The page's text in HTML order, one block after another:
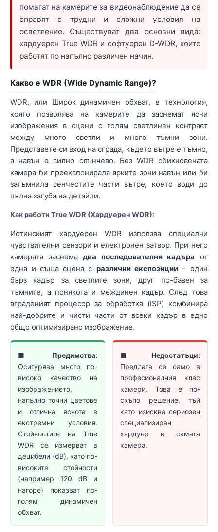
помагат на камерите за видеонаблюдение да се
справят с трудни и сложни условия на
осветление. Съществуват два основни вида:
хардуерен True WDR и софтуерен D-WDR, които
работят по напълно различен начин.
Какво е WDR (Wide Dynamic Range)?
WDR, или Широк динамичен обхват, е технология,
която позволява на камерите да заснемат ясни
изображения в сцени с голям светлинен контраст
между много светли и много тъмни зони.
Представете си вход на сграда, където вътре е тъмно,
а навън е силно слънчево. Без WDR обикновената
камера би преекспонирала ярките зони навън или би
затъмнила сенчестите части вътре, което води до
пълна загуба на детайли.
Как работи True WDR (Хардуерен WDR):
Истинският хардуерен WDR използва специални
чувствителни сензори и електронен затвор. При него
камерата заснемадва последователни кадъра от
една и съща сцена с различни експозиции – един
бърз кадър за светлите зони, друг по-бавен за
тъмните, а понякога и междинен кадър. След това
вграденият процесор за обработка (ISP) комбинира
най-добрите и чисти части от всеки кадър в едно
общо оптимизирано изображение.
■ Предимства:
Осигурява много по-
високо качество на
изображението,
напълно точни цветове
и отлична яснота в
екстремни условия.
Стойностите на True
WDR се измерват в
децибели (dB), като по-
високите стойности
(например 120 dB и
нагоре) показват по-
голям динамичен
обхват.
■ Недостатъци:
Предлага се само в
професионалния клас
камери. Това е по-
скъпо решение, тъй
като изисква сериозен
специализиран
хардуер в самата
камера.